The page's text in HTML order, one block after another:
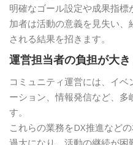
明確なゴール設定や成果指
加者は活動の意義を見失い
される結果を招きます。
運営担当者の負担が大
コミュニティ運営には、イ
ーション、情報発信など、多
す。
これらの業務をDX推進など